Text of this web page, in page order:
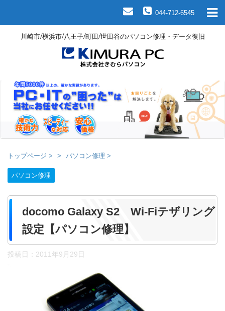
044-712-6545
川崎市/横浜市/八王子/町田/世田谷のパソコン修理・データ復旧
トップページ > パソコン修理 >
パソコン修理
docomo Galaxy S2 Wi-Fiテザリング
設定【パソコン修理】
投稿日： 2011年9月29日